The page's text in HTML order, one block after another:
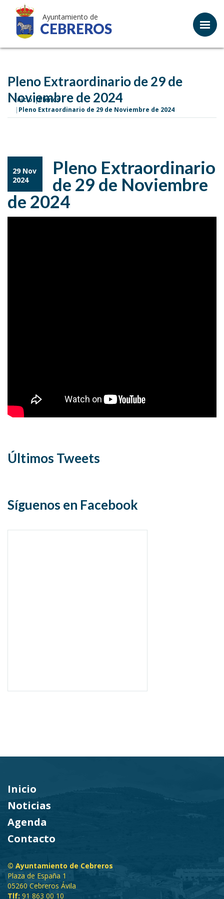
Ayuntamiento de
CEBREROS
Pleno Extraordinario de 29 de
Noviembre de 2024
Inicio
Plenos
Pleno Extraordinario de 29 de Noviembre de 2024
29 Nov
2024
Pleno Extraordinario
de 29 de Noviembre
de 2024
Últimos Tweets
Síguenos en Facebook
Inicio
Noticias
Agenda
Contacto
© Ayuntamiento de Cebreros
Plaza de España 1
05260 Cebreros Ávila
Tlf: 91 863 00 10